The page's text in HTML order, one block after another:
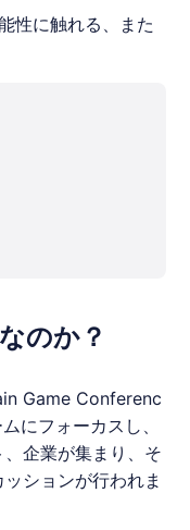
性に触れる、また
のか？
Game Conferenc
にフォーカスし、
企業が集まり、そ
ションが行われま